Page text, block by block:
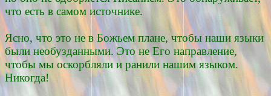
что есть в самом источнике.
Ясно, что это не в Божьем плане, чтобы наши языки
были необузданными. Это не Его направление,
чтобы мы оскорбляли и ранили нашим языком.
Никогда!